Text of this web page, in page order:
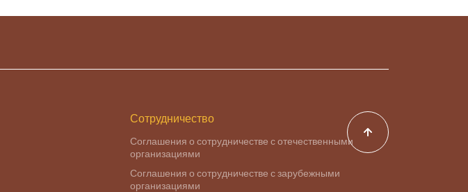
В работе круглого стола
Сотрудничество
Соглашения о сотрудничестве с отечественными
организациями
Соглашения о сотрудничестве с зарубежными
организациями